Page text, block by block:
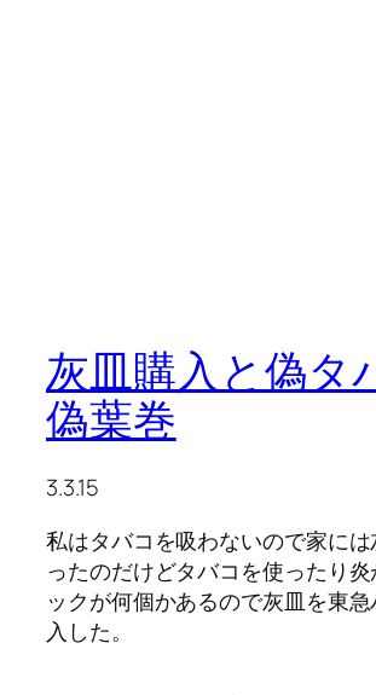
灰皿購入と偽タ
偽葉巻
3.3.15
私はタバコを吸わないので家に
ったのだけどタバコを使ったり
ックが何個かあるので灰皿を東
入した。